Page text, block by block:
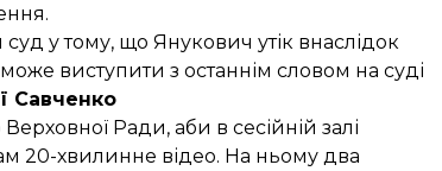
суд у тому, що Янукович утік внаслідок
виступити з останнім словом на суді
Савченко
Ради, аби в сесійній залі
20-хвилинне відео. На ньому два